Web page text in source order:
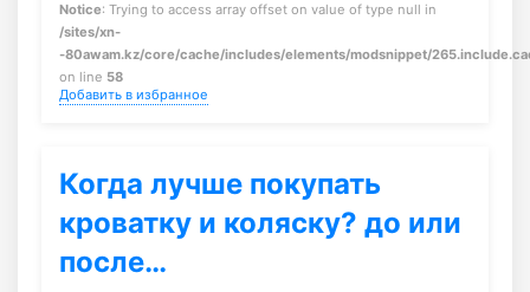
Notice: Trying to access array offset on value of type null in
/sites/xn-
-80awam.kz/core/cache/includes/elements/modsnippet/
on line 58
Добавить в избранное
Когда лучше покупать
кроватку и коляску? до или
после…